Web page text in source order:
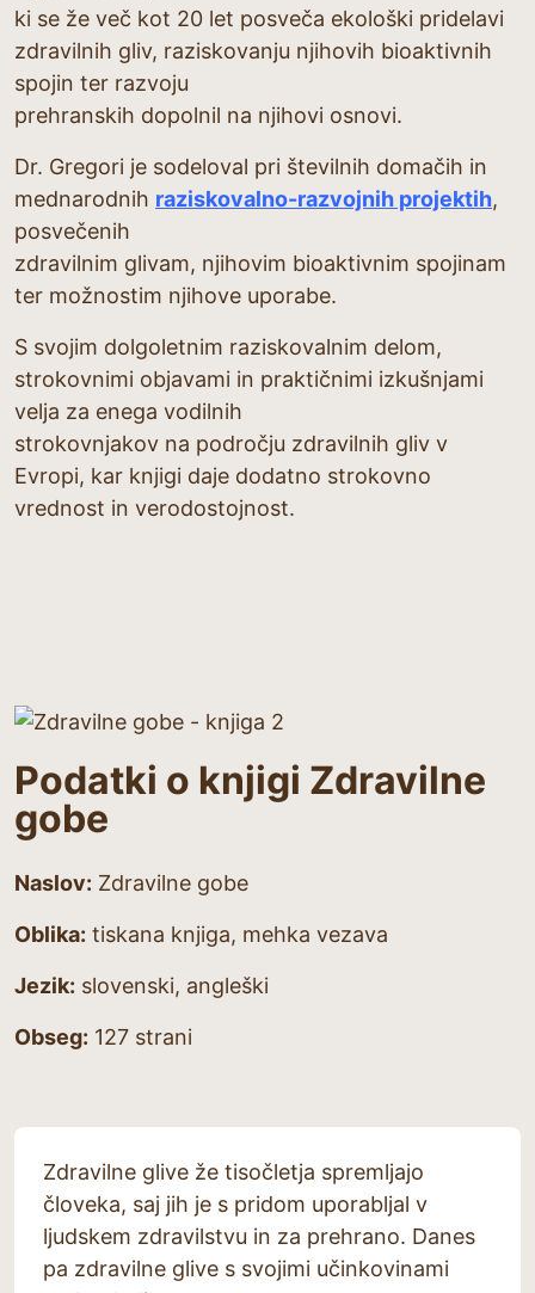
ki se že več kot 20 let posveča ekološki pridelavi
zdravilnih gliv, raziskovanju njihovih bioaktivnih
spojin ter razvoju
prehranskih dopolnil na njihovi osnovi.
Dr. Gregori je sodeloval pri številnih domačih in
mednarodnih raziskovalno-razvojnih projektih,
posvečenih
zdravilnim glivam, njihovim bioaktivnim spojinam
ter možnostim njihove uporabe.
S svojim dolgoletnim raziskovalnim delom,
strokovnimi objavami in praktičnimi izkušnjami
velja za enega vodilnih
strokovnjakov na področju zdravilnih gliv v
Evropi, kar knjigi daje dodatno strokovno
vrednost in verodostojnost.
Podatki o knjigi Zdravilne
gobe
Naslov: Zdravilne gobe
Oblika: tiskana knjiga, mehka vezava
Jezik: slovenski, angleški
Obseg: 127 strani
Zdravilne glive že tisočletja spremljajo
človeka, saj jih je s pridom uporabljal v
ljudskem zdravilstvu in za prehrano. Danes
pa zdravilne glive s svojimi učinkovinami